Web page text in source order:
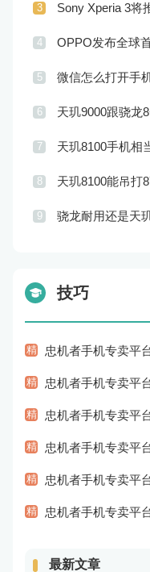
3
4 OPPO发布全球
5 微信怎么打开手
6 天玑9000跟骁龙
7 天玑8100手机相
8 天玑8100能吊打
9 骁龙耐用还是天
技巧
精 忠机者手机专卖平
精 忠机者手机专卖平
精 忠机者手机专卖平台
精 忠机者手机专卖平台：OPPO
精 忠机者手机专卖平
精 忠机者手机专卖平
最新文章